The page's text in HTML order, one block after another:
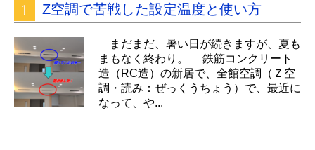
Z空調で苦戦した設定温度と使い方
まだまだ、暑い日が続きますが、夏も
まもなく終わり。 鉄筋コンクリート
造（RC造）の新居で、全館空調（Ｚ空
調・読み：ぜっくうちょう）で、最近に
なって、や...